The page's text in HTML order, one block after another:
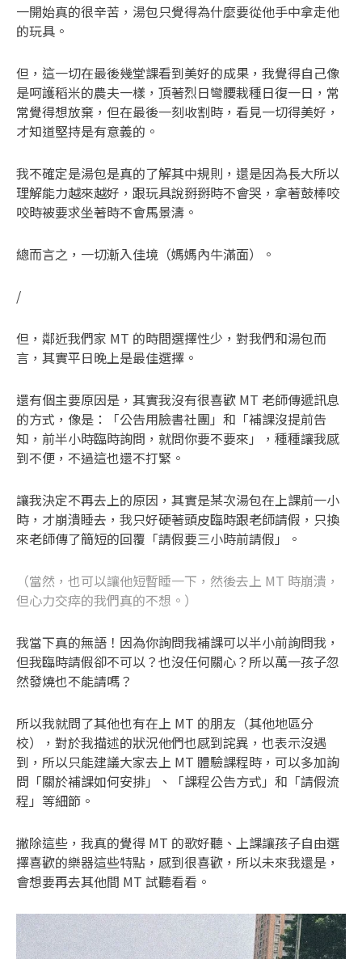
一開始真的很辛苦，湯包只覺得為什麼要從他手中拿走他
的玩具。
但，這一切在最後幾堂課看到美好的成果，我覺得自己像
是呵護稻米的農夫一樣，頂著烈日彎腰栽種日復一日，常
常覺得想放棄，但在最後一刻收割時，看見一切得美好，
才知道堅持是有意義的。
我不確定是湯包是真的了解其中規則，還是因為長大所以
理解能力越來越好，跟玩具說掰掰時不會哭，拿著鼓棒咬
咬時被要求坐著時不會馬景濤。
總而言之，一切漸入佳境（媽媽內牛滿面）。
/
但，鄰近我們家 MT 的時間選擇性少，對我們和湯包而
言，其實平日晚上是最佳選擇。
還有個主要原因是，其實我沒有很喜歡 MT 老師傳遞訊息
的方式，像是：「公告用臉書社團」和「補課沒提前告
知，前半小時臨時詢問，就問你要不要來」，種種讓我感
到不便，不過這也還不打緊。
讓我決定不再去上的原因，其實是某次湯包在上課前一小
時，才崩潰睡去，我只好硬著頭皮臨時跟老師請假，只換
來老師傳了簡短的回覆「請假要三小時前請假」。
（當然，也可以讓他短暫睡一下，然後去上 MT 時崩潰，
但心力交瘁的我們真的不想。）
我當下真的無語！因為你詢問我補課可以半小前詢問我，
但我臨時請假卻不可以？也沒任何關心？所以萬一孩子忽
然發燒也不能請嗎？
所以我就問了其他也有在上 MT 的朋友（其他地區分
校），對於我描述的狀況他們也感到詫異，也表示沒遇
到，所以只能建議大家去上 MT 體驗課程時，可以多加詢
問「關於補課如何安排」、「課程公告方式」和「請假流
程」等細節。
撇除這些，我真的覺得 MT 的歌好聽、上課讓孩子自由選
擇喜歡的樂器這些特點，感到很喜歡，所以未來我還是，
會想要再去其他間 MT 試聽看看。